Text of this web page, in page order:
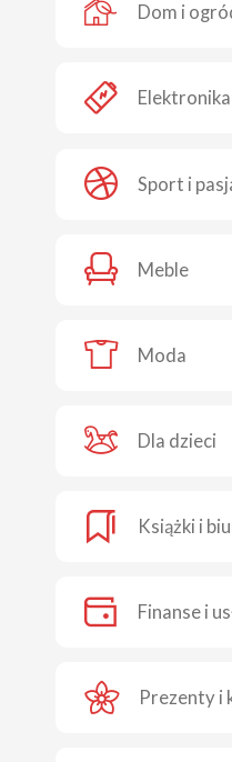
Dom i
Elektronika
Sport i
Meble
Moda
Dla dzieci
Książki i
Finanse i
Prezenty i